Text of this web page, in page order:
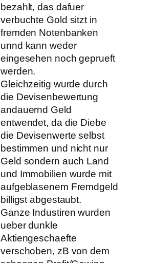
bezahlt, das dafuer
verbuchte Gold sitzt in
fremden Notenbanken
unnd kann weder
eingesehen noch geprueft
werden.
Gleichzeitig wurde durch
die Devisenbewertung
andauernd Geld
entwendet, da die Diebe
die Devisenwerte selbst
bestimmen und nicht nur
Geld sondern auch Land
und Immobilien wurde mit
aufgeblasenem Fremdgeld
billigst abgestaubt.
Ganze Industiren wurden
ueber dunkle
Aktiengeschaefte
verschoben, zB von dem